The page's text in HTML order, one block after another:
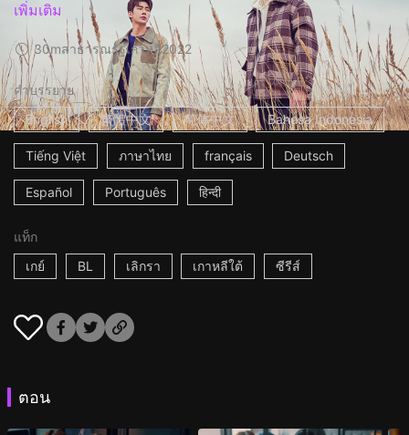
เพิ่มเติม
30mสาธารณรัฐเกาหลี2022
คำบรรยาย
English
繁體中文 简体中文 Bahasa Indonesia
Tiếng Việt ภาษาไทย français Deutsch
Español Português हिन्दी
แท็ก
เกย์
BL เลิกรา เกาหลีใต้ ซีรีส์
ตอน